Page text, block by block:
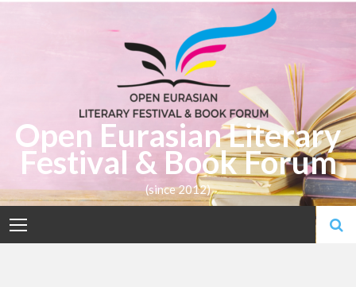
Open Eurasian Literary
Festival & Book Forum
(since 2012)